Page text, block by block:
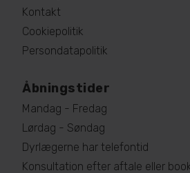
Kontakt
Cookiepolitik
Persondatapolitik
Åbningstider
Mandag - Fredag
Lørdag - Søndag
Dyrlægerne har telefontid
Konsultation efter aftale eller